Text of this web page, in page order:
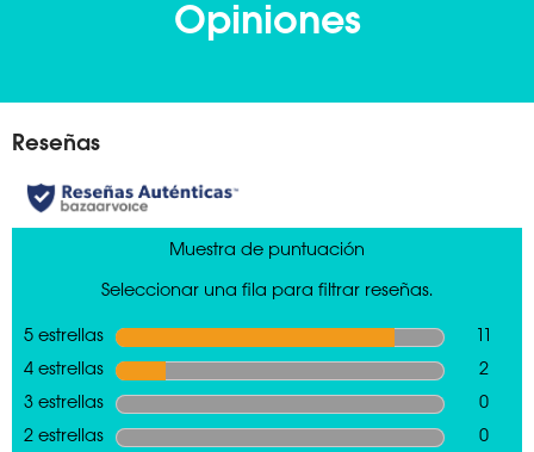
Opiniones